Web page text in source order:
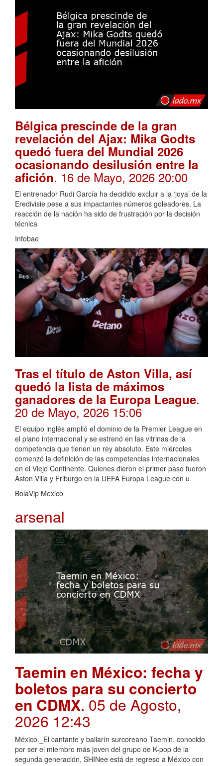
Bélgica prescinde de la gran
revelación del Ajax: Mika Godts
quedó fuera del Mundial 2026
ocasionando desilusión entre la
afición. 16 de Mayo, 2026 20:00
El entrenador Rudi García ha decidido excluir a la ‘joya’ de la
Eredivisie pese a sus impactantes números goleadores. La
reacción de la nación ha sido de frustración por la decisión
técnica
Infobae
Tras el título de Aston Villa, así
quedó la lista de máximos
ganadores de la Europa League.
20 de Mayo, 2026 15:06
El equipo inglés amplió el dominio de la Premier League en
el plano internacional y se estrenó en las vitrinas de la
competencia que tienen un rey absoluto. Este miércoles
comenzó la definición de las competencias internacionales
en el Viejo Continente. Quienes dieron el primer paso fueron
Aston Villa y Friburgo en la UEFA Europa League con u
BolaVip Mexico
arsenal
Taemin en México: fecha y
boletos para su concierto
en CDMX. 05 de Agosto,
2026 12:43
México._El cantante y bailarín surcoreano Taemin, conocido
por ser el miembro más joven del grupo de K-pop de la
segunda generación, SHINee está de regreso a México con